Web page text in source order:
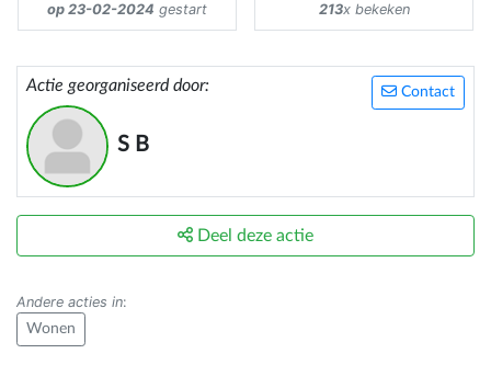
op 23-02-2024 gestart 213x bekeken
Contact
Actie georganiseerd door:
S B
Deel deze actie
Andere acties in:
Wonen